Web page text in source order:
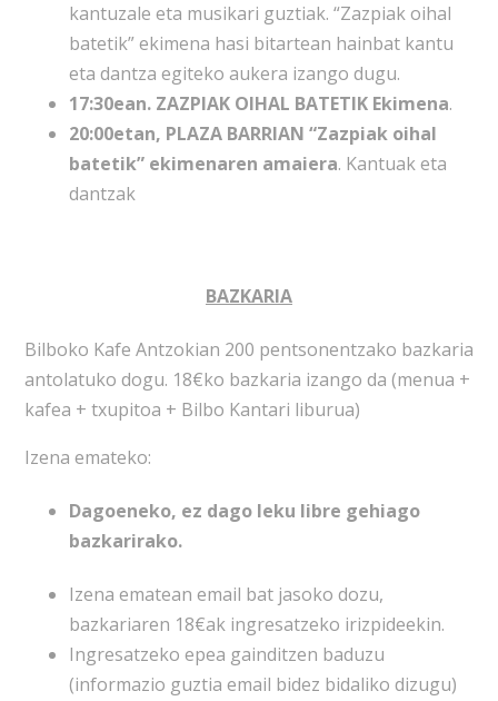
kantuzale eta musikari guztiak. “Zazpiak oihal
batetik” ekimena hasi bitartean hainbat kantu
eta dantza egiteko aukera izango dugu.
17:30ean. ZAZPIAK OIHAL BATETIK Ekimena.
20:00etan, PLAZA BARRIAN “Zazpiak oihal
batetik” ekimenaren amaiera. Kantuak eta
dantzak
BAZKARIA
Bilboko Kafe Antzokian 200 pentsonentzako bazkaria
antolatuko dogu. 18€ko bazkaria izango da (menua +
kafea + txupitoa + Bilbo Kantari liburua)
Izena emateko:
Dagoeneko, ez dago leku libre gehiago
bazkarirako.
Izena ematean email bat jasoko dozu,
bazkariaren 18€ak ingresatzeko irizpideekin.
Ingresatzeko epea gainditzen baduzu
(informazio guztia email bidez bidaliko dizugu)